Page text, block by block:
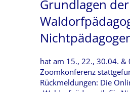
Grundlagen der
hat am 15., 22., 30.04. &
Zoomkonferenz
Rückmeldungen: Die